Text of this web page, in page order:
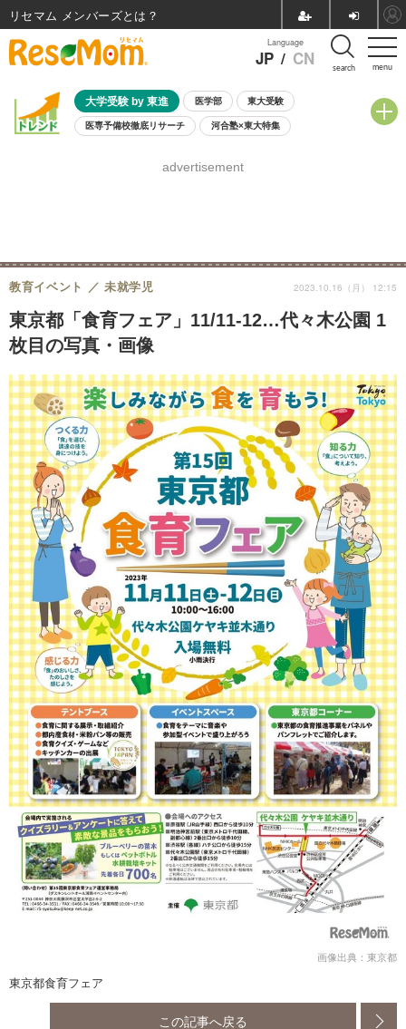
menu
Language
JP / CN search
大学受験 by 東進 医学部 東大受験
医専予備校徹底リサーチ 河合塾×東大特集
8月開催学校説明会・相談会
advertisement
東京都「食育フェア」11/11-12…代々木公園 1
枚目の写真・画像
教育イベント 未就学児 2023.10.16（月） 12:15
画像出典：東京都
東京都食育フェア
この記事へ戻る
リセマム メンバーズ